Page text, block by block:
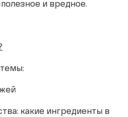
и вредное.
какие ингредиенты в